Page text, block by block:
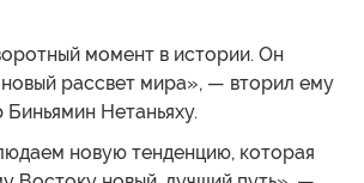
момент в истории. Он
рассвет мира», — вторил ему
Нетаньяху.
новую тенденцию, которая